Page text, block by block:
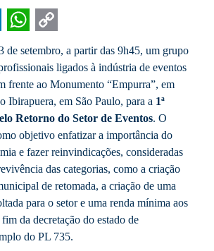
WhatsApp
Copy
Link
de setembro, a partir das 9h45, um grupo
ligados à indústria de eventos
frente ao Monumento “Empurra”, em
Ibirapuera, em São Paulo, para a 1ª
Retorno do Setor de Eventos. O
objetivo enfatizar a importância do
e fazer reinvindicações, consideradas
das categorias, como a criação
de retomada, a criação de uma
para o setor e uma renda mínima aos
da decretação do estado de
do PL 735.